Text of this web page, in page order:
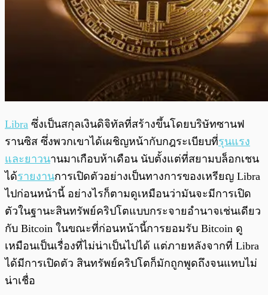
Libra ซึ่งเป็นสกุลเงินดิจิทัลที่สร้างขึ้นโดยบริษัทซานฟ
รานซิส ซึ่งพวกเขาได้เผชิญหน้ากับกฎระเบียบที่รุนแรง
และยาวนานมาเกือบห้าเดือน นับตั้งแต่ที่สยามบล็อกเชน
ได้รายงานการเปิดตัวอย่างเป็นทางการของเหรียญ Libra
ไปก่อนหน้านี้ อย่างไรก็ตามดูเหมือนว่ามันจะมีการเปิด
ตัวในฐานะสินทรัพย์คริปโตแบบกระจายอำนาจเช่นเดียว
กับ Bitcoin ในขณะที่ก่อนหน้านี้การยอมรับ Bitcoin ดู
เหมือนเป็นเรื่องที่ไม่น่าเป็นไปได้ แต่ภายหลังจากที่ Libra
ได้มีการเปิดตัว สินทรัพย์คริปโตก็มักถูกพูดถึงจนแทบไม่
น่าเชื่อ